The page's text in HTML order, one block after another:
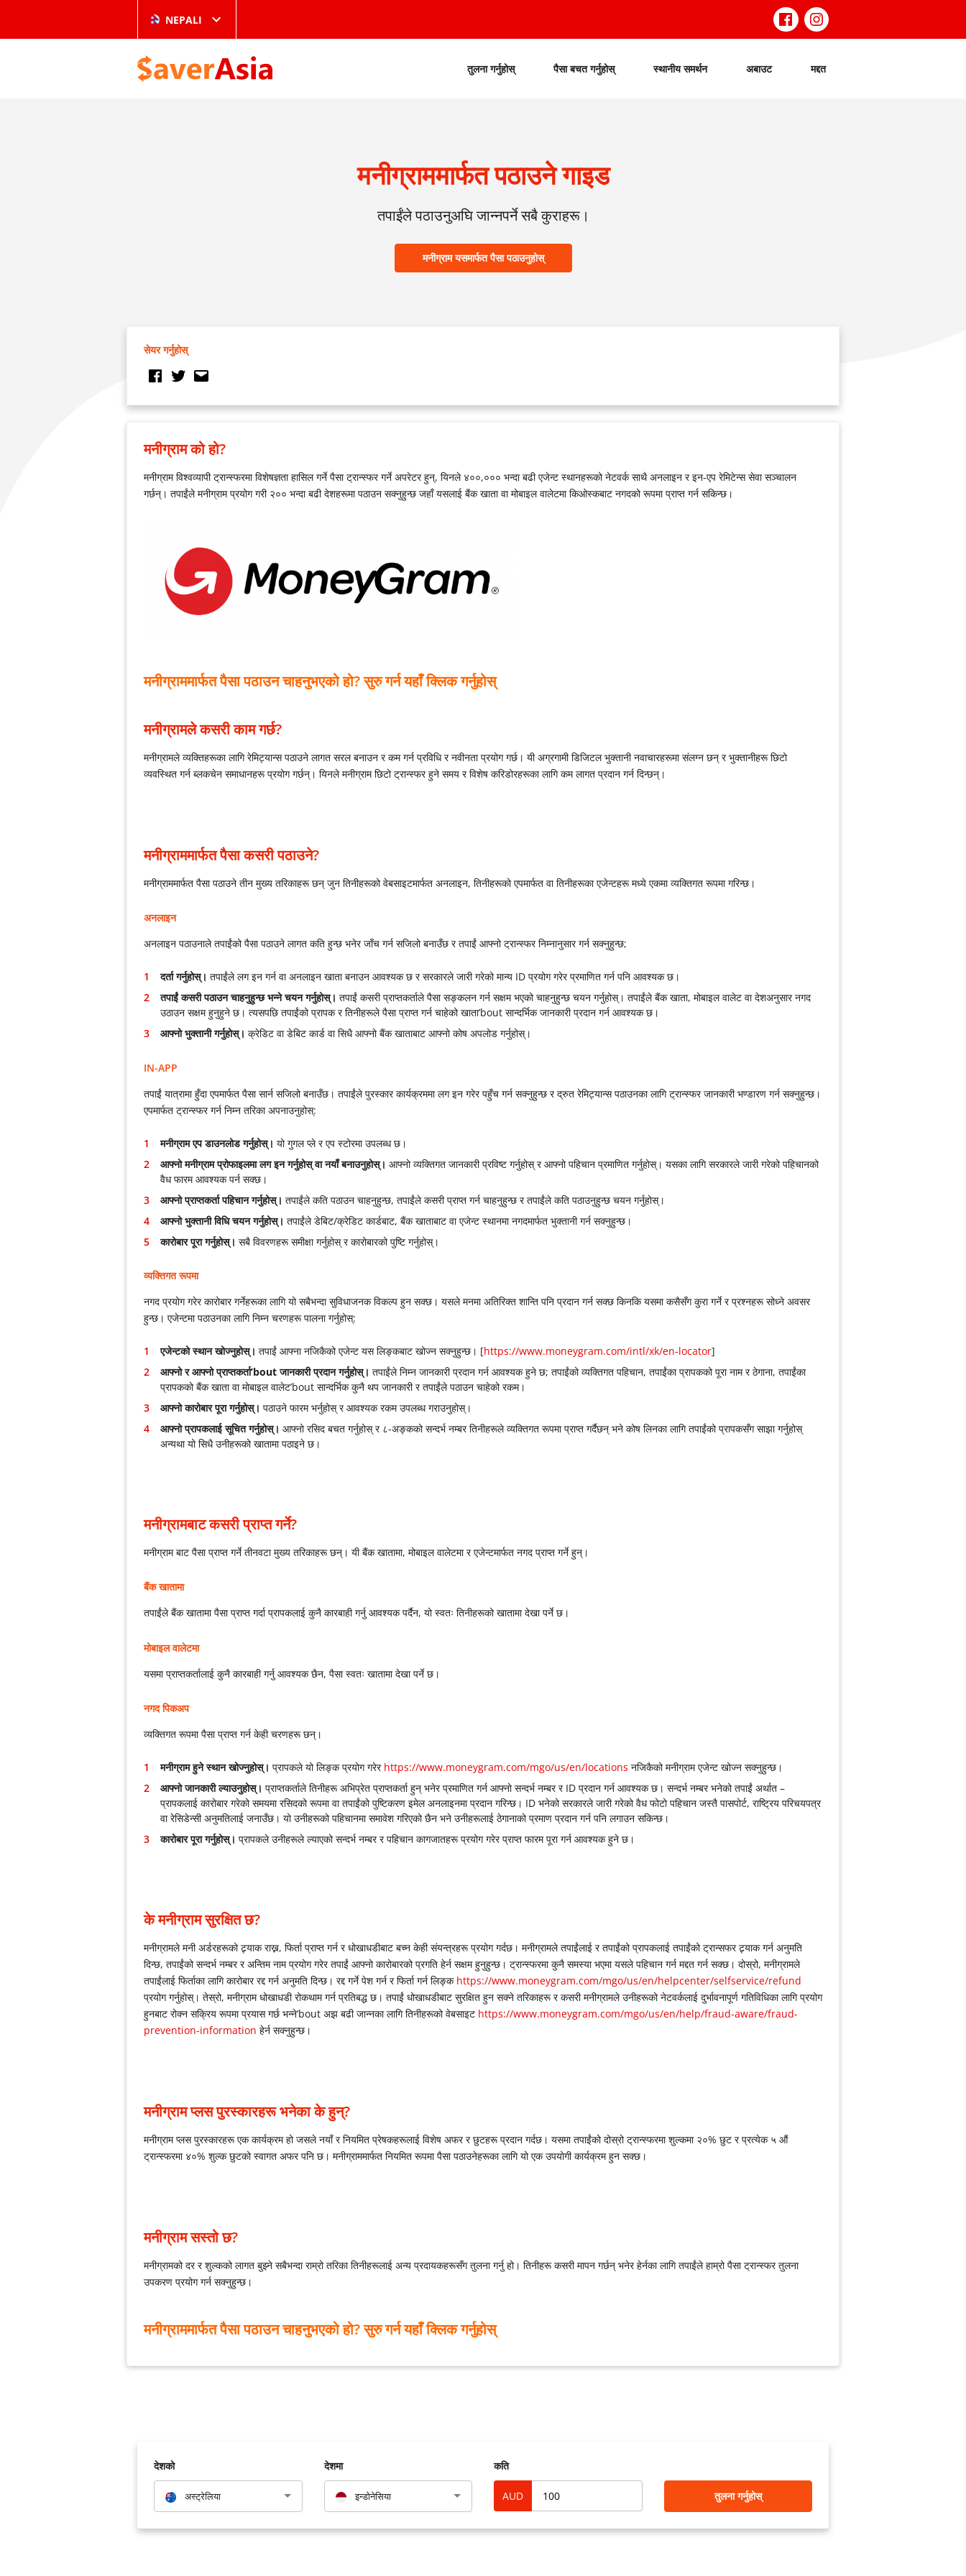
NEPALI
तुलना गर्नुहोस् पैसा बचत गर्नुहोस् स्थानीय समर्थन अबाउट मद्दत
मनीग्राममार्फत पठाउने गाइड
तपाईंले पठाउनुअघि जान्नपर्ने सबै कुराहरू।
मनीग्राम यसमार्फत पैसा पठाउनुहोस्
सेयर गर्नुहोस्
मनीग्राम को हो?
मनीग्राम विश्वव्यापी ट्रान्स्फरमा विशेषज्ञता हासिल गर्ने पैसा ट्रान्स्फर गर्ने अपरेटर हुन्, यिनले ४००,००० भन्दा बढी एजेन्ट स्थानहरूको नेटवर्क साथै अनलाइन र इन-एप रेमिटेन्स सेवा सञ्चालन
गर्छन्। तपाईंले मनीग्राम प्रयोग गरी २०० भन्दा बढी देशहरूमा पठाउन सक्नुहुन्छ जहाँ यसलाई बैंक खाता वा मोबाइल वालेटमा किओस्कबाट नगदको रूपमा प्राप्त गर्न सकिन्छ।
मनीग्राममार्फत पैसा पठाउन चाहनुभएको हो? सुरु गर्न यहाँ क्लिक गर्नुहोस्
मनीग्रामले कसरी काम गर्छ?
मनीग्रामले व्यक्तिहरूका लागि रेमिट्यान्स पठाउने लागत सरल बनाउन र कम गर्न प्रविधि र नवीनता प्रयोग गर्छ। यी अग्रगामी डिजिटल भुक्तानी नवाचारहरूमा संलग्न छन् र भुक्तानीहरू छिटो
व्यवस्थित गर्न ब्लकचेन समाधानहरू प्रयोग गर्छन्। यिनले मनीग्राम छिटो ट्रान्स्फर हुने समय र विशेष करिडोरहरूका लागि कम लागत प्रदान गर्न दिन्छन्।
मनीग्राममार्फत पैसा कसरी पठाउने?
मनीग्राममार्फत पैसा पठाउने तीन मुख्य तरिकाहरू छन् जुन तिनीहरूको वेबसाइटमार्फत अनलाइन, तिनीहरूको एपमार्फत वा तिनीहरूका एजेन्टहरू मध्ये एकमा व्यक्तिगत रूपमा गरिन्छ।
अनलाइन
अनलाइन पठाउनाले तपाईंको पैसा पठाउने लागत कति हुन्छ भनेर जाँच गर्न सजिलो बनाउँछ र तपाईं आफ्नो ट्रान्स्फर निम्नानुसार गर्न सक्नुहुन्छ;
दर्ता गर्नुहोस्। तपाईंले लग इन गर्न वा अनलाइन खाता बनाउन आवश्यक छ र सरकारले जारी गरेको मान्य ID प्रयोग गरेर प्रमाणित गर्न पनि आवश्यक छ।
तपाईं कसरी पठाउन चाहनुहुन्छ भन्ने चयन गर्नुहोस्। तपाईं कसरी प्राप्तकर्ताले पैसा सङ्कलन गर्न सक्षम भएको चाहनुहुन्छ चयन गर्नुहोस्। तपाईंले बैंक खाता, मोबाइल वालेट वा देशअनुसार नगद
उठाउन सक्षम हुनुहुने छ। त्यसपछि तपाईंको प्रापक र तिनीहरूले पैसा प्राप्त गर्न चाहेको खाता’bout सान्दर्भिक जानकारी प्रदान गर्न आवश्यक छ।
आफ्नो भुक्तानी गर्नुहोस्। क्रेडिट वा डेबिट कार्ड वा सिधै आफ्नो बैंक खाताबाट आफ्नो कोष अपलोड गर्नुहोस्।
IN-APP
तपाईं यात्रामा हुँदा एपमार्फत पैसा सार्न सजिलो बनाउँछ। तपाईंले पुरस्कार कार्यक्रममा लग इन गरेर पहुँच गर्न सक्नुहुन्छ र द्रुत रेमिट्यान्स पठाउनका लागि ट्रान्स्फर जानकारी भण्डारण गर्न सक्नुहुन्छ।
एपमार्फत ट्रान्स्फर गर्न निम्न तरिका अपनाउनुहोस्:
मनीग्राम एप डाउनलोड गर्नुहोस्। यो गुगल प्ले र एप स्टोरमा उपलब्ध छ।
आफ्नो मनीग्राम प्रोफाइलमा लग इन गर्नुहोस् वा नयाँ बनाउनुहोस्। आफ्नो व्यक्तिगत जानकारी प्रविष्ट गर्नुहोस् र आफ्नो पहिचान प्रमाणित गर्नुहोस्। यसका लागि सरकारले जारी गरेको पहिचानको
वैध फारम आवश्यक पर्न सक्छ।
आफ्नो प्राप्तकर्ता पहिचान गर्नुहोस्। तपाईंले कति पठाउन चाहनुहुन्छ, तपाईंले कसरी प्राप्त गर्न चाहनुहुन्छ र तपाईंले कति पठाउनुहुन्छ चयन गर्नुहोस्।
आफ्नो भुक्तानी विधि चयन गर्नुहोस्। तपाईंले डेबिट/क्रेडिट कार्डबाट, बैंक खाताबाट वा एजेन्ट स्थानमा नगदमार्फत भुक्तानी गर्न सक्नुहुन्छ।
कारोबार पूरा गर्नुहोस्। सबै विवरणहरू समीक्षा गर्नुहोस् र कारोबारको पुष्टि गर्नुहोस्।
व्यक्तिगत रूपमा
नगद प्रयोग गरेर कारोबार गर्नेहरूका लागि यो सबैभन्दा सुविधाजनक विकल्प हुन सक्छ। यसले मनमा अतिरिक्त शान्ति पनि प्रदान गर्न सक्छ किनकि यसमा कसैसँग कुरा गर्ने र प्रश्नहरू सोध्ने अवसर
हुन्छ। एजेन्टमा पठाउनका लागि निम्न चरणहरू पालना गर्नुहोस्:
एजेन्टको स्थान खोज्नुहोस्। तपाईं आफ्ना नजिकैको एजेन्ट यस लिङ्कबाट खोज्न सक्नुहुन्छ। [https://www.moneygram.com/intl/xk/en-locator]
आफ्नो र आफ्नो प्राप्तकर्ता’bout जानकारी प्रदान गर्नुहोस्। तपाईंले निम्न जानकारी प्रदान गर्न आवश्यक हुने छ; तपाईंको व्यक्तिगत पहिचान, तपाईंका प्रापकको पूरा नाम र ठेगाना, तपाईंका
प्रापकको बैंक खाता वा मोबाइल वालेट’bout सान्दर्भिक कुनै थप जानकारी र तपाईंले पठाउन चाहेको रकम।
आफ्नो कारोबार पूरा गर्नुहोस्। पठाउने फारम भर्नुहोस् र आवश्यक रकम उपलब्ध गराउनुहोस्।
आफ्नो प्रापकलाई सूचित गर्नुहोस्। आफ्नो रसिद बचत गर्नुहोस् र ८-अङ्कको सन्दर्भ नम्बर तिनीहरूले व्यक्तिगत रूपमा प्राप्त गर्दैछन् भने कोष लिनका लागि तपाईंको प्रापकसँग साझा गर्नुहोस्
अन्यथा यो सिधै उनीहरूको खातामा पठाइने छ।
मनीग्रामबाट कसरी प्राप्त गर्ने?
मनीग्राम बाट पैसा प्राप्त गर्ने तीनवटा मुख्य तरिकाहरू छन्। यी बैंक खातामा, मोबाइल वालेटमा र एजेन्टमार्फत नगद प्राप्त गर्ने हुन्।
बैंक खातामा
तपाईंले बैंक खातामा पैसा प्राप्त गर्दा प्रापकलाई कुनै कारबाही गर्नु आवश्यक पर्दैन, यो स्वतः तिनीहरूको खातामा देखा पर्ने छ।
मोबाइल वालेटमा
यसमा प्राप्तकर्तालाई कुनै कारबाही गर्नु आवश्यक छैन, पैसा स्वतः खातामा देखा पर्ने छ।
नगद पिकअप
व्यक्तिगत रूपमा पैसा प्राप्त गर्न केही चरणहरू छन्।
मनीग्राम हुने स्थान खोज्नुहोस्। प्रापकले यो लिङ्क प्रयोग गरेर https://www.moneygram.com/mgo/us/en/locations नजिकैको मनीग्राम एजेन्ट खोज्न सक्नुहुन्छ।
आफ्नो जानकारी ल्याउनुहोस्। प्राप्तकर्ताले तिनीहरू अभिप्रेत प्राप्तकर्ता हुन् भनेर प्रमाणित गर्न आफ्नो सन्दर्भ नम्बर र ID प्रदान गर्न आवश्यक छ। सन्दर्भ नम्बर भनेको तपाईं अर्थात –
प्रापकलाई कारोबार गरेको समयमा रसिदको रूपमा वा तपाईंको पुष्टिकरण इमेल अनलाइनमा प्रदान गरिन्छ। ID भनेको सरकारले जारी गरेको वैध फोटो पहिचान जस्तै पासपोर्ट, राष्ट्रिय परिचयपत्र
वा रेसिडेन्सी अनुमतिलाई जनाउँछ। यो उनीहरूको पहिचानमा समावेश गरिएको छैन भने उनीहरूलाई ठेगानाको प्रमाण प्रदान गर्न पनि लगाउन सकिन्छ।
कारोबार पूरा गर्नुहोस्। प्रापकले उनीहरूले ल्याएको सन्दर्भ नम्बर र पहिचान कागजातहरू प्रयोग गरेर प्राप्त फारम पूरा गर्न आवश्यक हुने छ।
के मनीग्राम सुरक्षित छ?
मनीग्रामले मनी अर्डरहरूको ट्र्याक राख्न, फिर्ता प्राप्त गर्न र धोखाधडीबाट बच्न केही संयन्त्रहरू प्रयोग गर्दछ। मनीग्रामले तपाईंलाई र तपाईंको प्रापकलाई तपाईंको ट्रान्सफर ट्र्याक गर्न अनुमति
दिन्छ, तपाईंको सन्दर्भ नम्बर र अन्तिम नाम प्रयोग गरेर तपाईं आफ्नो कारोबारको प्रगति हेर्न सक्षम हुनुहुन्छ। ट्रान्स्फरमा कुनै समस्या भएमा यसले पहिचान गर्न मद्दत गर्न सक्छ। दोस्रो, मनीग्रामले
तपाईंलाई फिर्ताका लागि कारोबार रद्द गर्न अनुमति दिन्छ। रद्द गर्ने पेश गर्न र फिर्ता गर्न लिङ्क https://www.moneygram.com/mgo/us/en/helpcenter/selfservice/refund
प्रयोग गर्नुहोस्। तेस्रो, मनीग्राम धोखाधडी रोकथाम गर्न प्रतिबद्ध छ। तपाईं धोखाधडीबाट सुरक्षित हुन सक्ने तरिकाहरू र कसरी मनीग्रामले उनीहरूको नेटवर्कलाई दुर्भावनापूर्ण गतिविधिका लागि प्रयोग
हुनबाट रोक्न सक्रिय रूपमा प्रयास गर्छ भन्ने’bout अझ बढी जान्नका लागि तिनीहरूको वेबसाइट https://www.moneygram.com/mgo/us/en/help/fraud-aware/fraud-
prevention-information हेर्न सक्नुहुन्छ।
मनीग्राम प्लस पुरस्कारहरू भनेका के हुन्?
मनीग्राम प्लस पुरस्कारहरू एक कार्यक्रम हो जसले नयाँ र नियमित प्रेषकहरूलाई विशेष अफर र छुटहरू प्रदान गर्दछ। यसमा तपाईंको दोस्रो ट्रान्स्फरमा शुल्कमा २०% छुट र प्रत्येक ५ औं
ट्रान्स्फरमा ४०% शुल्क छुटको स्वागत अफर पनि छ। मनीग्राममार्फत नियमित रूपमा पैसा पठाउनेहरूका लागि यो एक उपयोगी कार्यक्रम हुन सक्छ।
मनीग्राम सस्तो छ?
मनीग्रामको दर र शुल्कको लागत बुझ्ने सबैभन्दा राम्रो तरिका तिनीहरूलाई अन्य प्रदायकहरूसँग तुलना गर्नु हो। तिनीहरू कसरी मापन गर्छन् भनेर हेर्नका लागि तपाईंले हाम्रो पैसा ट्रान्स्फर तुलना
उपकरण प्रयोग गर्न सक्नुहुन्छ।
मनीग्राममार्फत पैसा पठाउन चाहनुभएको हो? सुरु गर्न यहाँ क्लिक गर्नुहोस्
देशको
अस्ट्रेलिया
देशमा
इन्डोनेसिया
कति
AUD तुलना गर्नुहोस्